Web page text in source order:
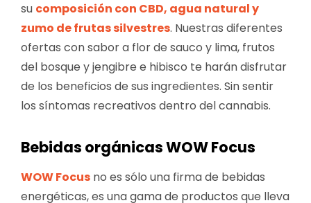
su composición con CBD, agua natural y
zumo de frutas silvestres. Nuestras diferentes
ofertas con sabor a flor de sauco y lima, frutos
del bosque y jengibre e hibisco te harán disfrutar
de los beneficios de sus ingredientes. Sin sentir
los síntomas recreativos dentro del cannabis.
Bebidas orgánicas WOW Focus
WOW Focus no es sólo una firma de bebidas
energéticas, es una gama de productos que lleva